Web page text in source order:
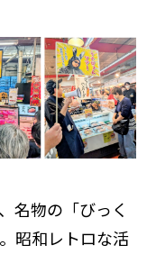
名物の「びっく
昭和レトロな活